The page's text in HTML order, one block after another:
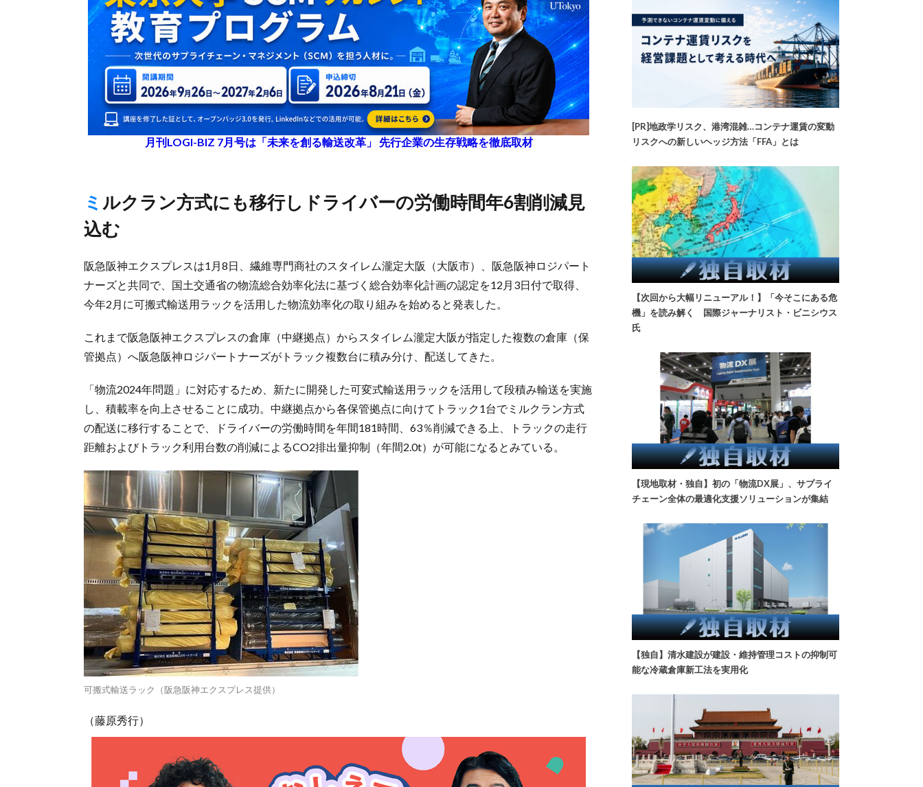
月刊LOGI-BIZ 7月号は「未来を創る輸送改革」 先行企業の生存戦略を徹底取材
ミルクラン方式にも移行しドライバーの労働時間年6割削減見
込む
阪急阪神エクスプレスは1月8日、繊維専門商社のスタイレム瀧定大阪（大阪市）、阪急阪神ロジパート
ナーズと共同で、国土交通省の物流総合効率化法に基づく総合効率化計画の認定を12月3日付で取得、
今年2月に可搬式輸送用ラックを活用した物流効率化の取り組みを始めると発表した。
これまで阪急阪神エクスプレスの倉庫（中継拠点）からスタイレム瀧定大阪が指定した複数の倉庫（保
管拠点）へ阪急阪神ロジパートナーズがトラック複数台に積み分け、配送してきた。
「物流2024年問題」に対応するため、新たに開発した可変式輸送用ラックを活用して段積み輸送を実施
し、積載率を向上させることに成功。中継拠点から各保管拠点に向けてトラック1台でミルクラン方式
の配送に移行することで、ドライバーの労働時間を年間181時間、63％削減できる上、トラックの走行
距離およびトラック利用台数の削減によるCO2排出量抑制（年間2.0t）が可能になるとみている。
可搬式輸送ラック（阪急阪神エクスプレス提供）
（藤原秀行）
[PR]地政学リスク、港湾混雑…コンテナ運賃の変動
リスクへの新しいヘッジ方法「FFA」とは
【次回から大幅リニューアル！】「今そこにある危
機」を読み解く 国際ジャーナリスト・ビニシウス
氏
【現地取材・独自】初の「物流DX展」、サプライ
チェーン全体の最適化支援ソリューションが集結
【独自】清水建設が建設・維持管理コストの抑制可
能な冷蔵倉庫新工法を実用化